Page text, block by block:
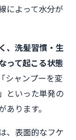
によって水分が
、洗髪習慣・生
って起こる状態
シャンプーを変
といった単発の
ります。
、表面的なフケ